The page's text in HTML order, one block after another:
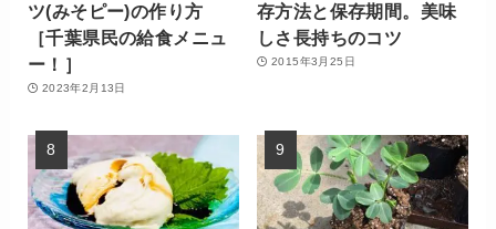
ツ(みそピー)の作り方
［千葉県民の給食メニュ
ー！］
2023年2月13日
存方法と保存期間。美味
しさ長持ちのコツ
2015年3月25日